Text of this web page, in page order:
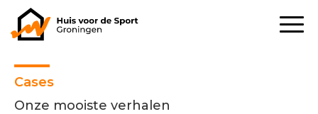
Cases
Onze mooiste verhalen